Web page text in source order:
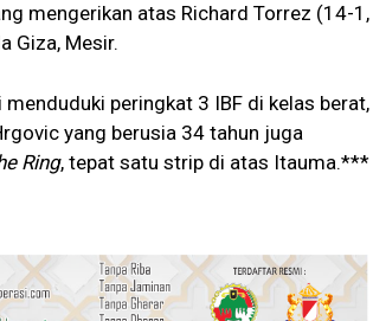
mengerikan atas Richard Torrez (14-1,
Giza, Mesir.
peringkat 3 IBF di kelas berat,
yang berusia 34 tahun juga
Ring, tepat satu strip di atas Itauma.***